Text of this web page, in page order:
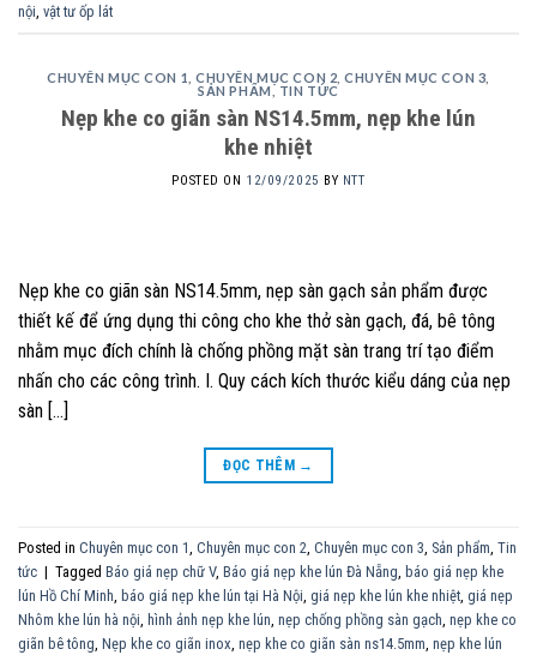
nội vật tư ốp lát
CHUYÊN MỤC CON 1 ,CHUYÊN MỤC CON 2 ,CHUYÊN MỤC CON 3
SẢN PHẨM
TIN TỨC
Nẹp khe co giãn sàn NS14.5mm, nẹp khe lún
khe nhiệt
POSTED ON 12/09/2025 BY NTT
Nẹp khe co giãn sàn NS14.5mm, nẹp sàn gạch sản phẩm được
thiết kế để ứng dụng thi công cho khe thở sàn gạch, đá, bê tông
nhằm mục đích chính là chống phồng mặt sàn trang trí tạo điểm
nhấn cho các công trình. I. Quy cách kích thước kiểu dáng của nẹp
sàn […]
ĐỌC THÊM →
Posted in Chuyên mục con 1 Chuyên mục con 2 Chuyên mục con 3 Sản phẩm Tin
tức | Tagged Báo giá nẹp chữ V, Báo giá nẹp khe lún Đà Nẵng báo giá nẹp khe
lún Hồ Chí Minh báo giá nẹp khe lún tại Hà Nội giá nẹp khe lún khe nhiệt giá nẹp
Nhôm khe lún hà nội hình ảnh nẹp khe lún nẹp chống phồng sàn gạch nẹp khe co
giãn bê tông Nẹp khe co giãn inox nẹp khe co giãn sàn ns14.5mm nẹp khe lún